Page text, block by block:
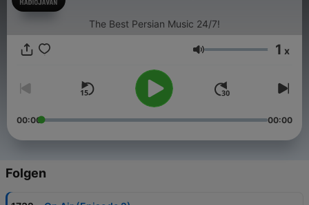
The Best Persian Music 24/7!
Lautstärke 1 x
00:00 00:00
Folgen